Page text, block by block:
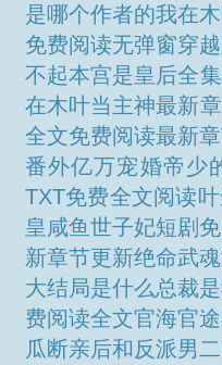
是哪个作者的我在
免费阅读无弹窗穿
不起本宫是皇后全集
在木叶当主神最新
全文免费阅读最新
番外亿万宠婚帝少
TXT免费全文阅读
皇咸鱼世子妃短剧
新章节更新绝命武
大结局是什么总裁
费阅读全文官海官
瓜断亲后和反派男